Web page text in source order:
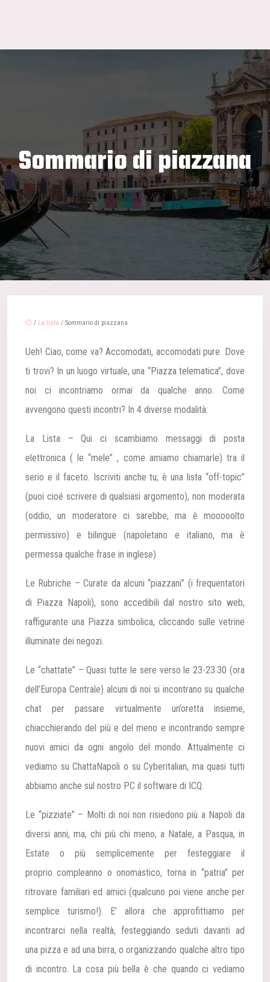
Sommario di piazzana
/ La lista / Sommario di piazzana
Ueh! Ciao, come va? Accomodati, accomodati pure. Dove
ti trovi? In un luogo virtuale, una “Piazza telematica”, dove
noi ci incontriamo ormai da qualche anno. Come
avvengono questi incontri? In 4 diverse modalità:
La Lista – Qui ci scambiamo messaggi di posta
elettronica ( le “mele” , come amiamo chiamarle) tra il
serio e il faceto. Iscriviti anche tu; è una lista “off-topic”
(puoi cioé scrivere di qualsiasi argomento), non moderata
(oddio, un moderatore ci sarebbe, ma è mooooolto
permissivo) e bilingue (napoletano e italiano, ma è
permessa qualche frase in inglese).
Le Rubriche – Curate da alcuni “piazzani” (i frequentatori
di Piazza Napoli), sono accedibili dal nostro sito web,
raffigurante una Piazza simbolica, cliccando sulle vetrine
illuminate dei negozi.
Le “chattate” – Quasi tutte le sere verso le 23-23.30 (ora
dell’Europa Centrale) alcuni di noi si incontrano su qualche
chat per passare virtualmente un’oretta insieme,
chiacchierando del più e del meno e incontrando sempre
nuovi amici da ogni angolo del mondo. Attualmente ci
vediamo su ChattaNapoli o su Cyberitalian, ma quasi tutti
abbiamo anche sul nostro PC il software di ICQ.
Le “pizziate” – Molti di noi non risiedono più a Napoli da
diversi anni, ma, chi più chi meno, a Natale, a Pasqua, in
Estate o più semplicemente per festeggiare il
proprio compleanno o onomastico, torna in “patria” per
ritrovare familiari ed amici (qualcuno poi viene anche per
semplice turismo!). E’ allora che approfittiamo per
incontrarci nella realtà, festeggiando seduti davanti ad
una pizza e ad una birra, o organizzando qualche altro tipo
di incontro. La cosa più bella è che quando ci vediamo